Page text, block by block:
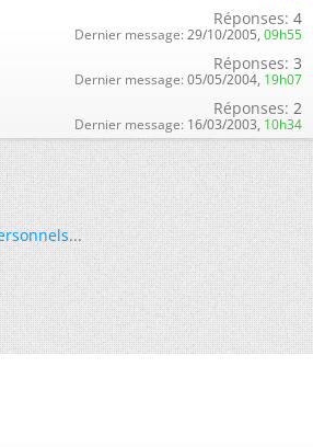
Réponses: 4
Dernier message: 29/10/2005, 09h55
Réponses: 3
Dernier message: 05/05/2004, 19h07
Réponses: 2
Dernier message: 16/03/2003, 10h34
...